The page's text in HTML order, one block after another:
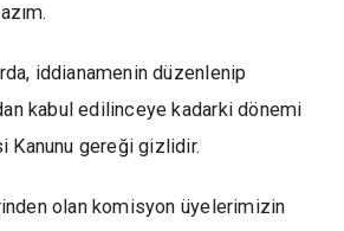
iddianamenin düzenlenip
kabul edilinceye kadarki dönemi
Kanunu gereği gizlidir.
olan komisyon üyelerimizin